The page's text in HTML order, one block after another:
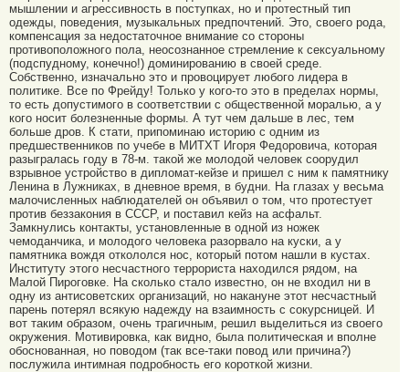
мышлении и агрессивность в поступках, но и протестный тип
одежды, поведения, музыкальных предпочтений. Это, своего рода,
компенсация за недостаточное внимание со стороны
противоположного пола, неосознанное стремление к сексуальному
(подспудному, конечно!) доминированию в своей среде.
Собственно, изначально это и провоцирует любого лидера в
политике. Все по Фрейду! Только у кого-то это в пределах нормы,
то есть допустимого в соответствии с общественной моралью, а у
кого носит болезненные формы. А тут чем дальше в лес, тем
больше дров. К стати, припоминаю историю с одним из
предшественников по учебе в МИТХТ Игоря Федоровича, которая
разыгралась году в 78-м. такой же молодой человек соорудил
взрывное устройство в дипломат-кейзе и пришел с ним к памятнику
Ленина в Лужниках, в дневное время, в будни. На глазах у весьма
малочисленных наблюдателей он объявил о том, что протестует
против беззакония в СССР, и поставил кейз на асфальт.
Замкнулись контакты, установленные в одной из ножек
чемоданчика, и молодого человека разорвало на куски, а у
памятника вождя откололся нос, который потом нашли в кустах.
Институту этого несчастного террориста находился рядом, на
Малой Пироговке. На сколько стало известно, он не входил ни в
одну из антисоветских организаций, но накануне этот несчастный
парень потерял всякую надежду на взаимность с сокурсницей. И
вот таким образом, очень трагичным, решил выделиться из своего
окружения. Мотивировка, как видно, была политическая и вполне
обоснованная, но поводом (так все-таки повод или причина?)
послужила интимная подробность его короткой жизни.